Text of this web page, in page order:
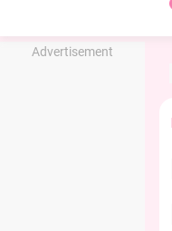
Advertisement